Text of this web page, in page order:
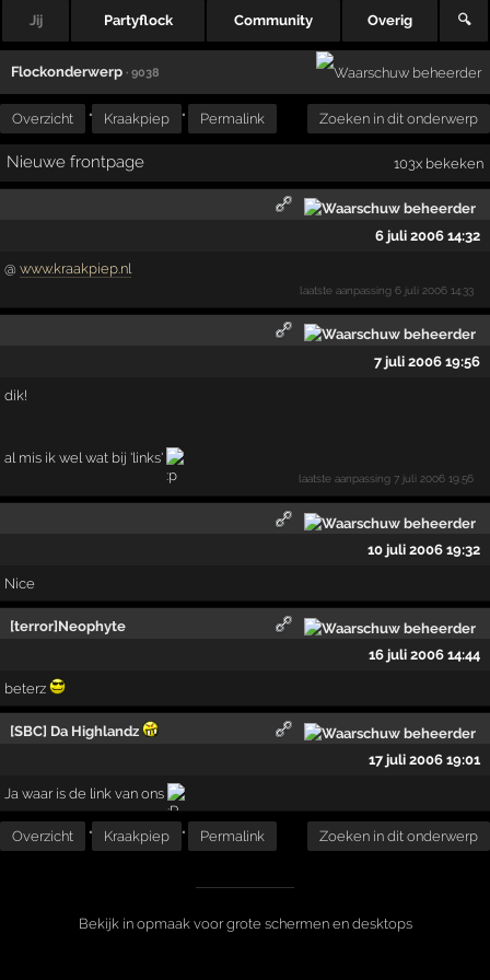
Jij Partyflock Community Overig 🔍
Flockonderwerp · 9038
Overzicht " Kraakpiep " Permalink Zoeken in dit onderwerp
Nieuwe frontpage 103x bekeken
6 juli 2006 14:32
@ www.kraakpiep.nl
laatste aanpassing6 juli 2006 14:33
7 juli 2006 19:56
dik!
al mis ik wel wat bij 'links'
laatste aanpassing7 juli 2006 19:56
10 juli 2006 19:32
Nice
[terror]Neophyte
16 juli 2006 14:44
beterz
[SBC] Da Highlandz
17 juli 2006 19:01
Ja waar is de link van ons
Overzicht " Kraakpiep " Permalink Zoeken in dit onderwerp
Bekijk in opmaak voor grote schermen en desktops